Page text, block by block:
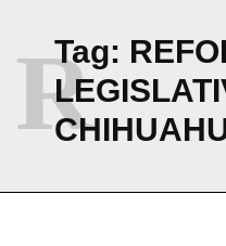
Company
ABOUT
PRIVACY
Tag:
R